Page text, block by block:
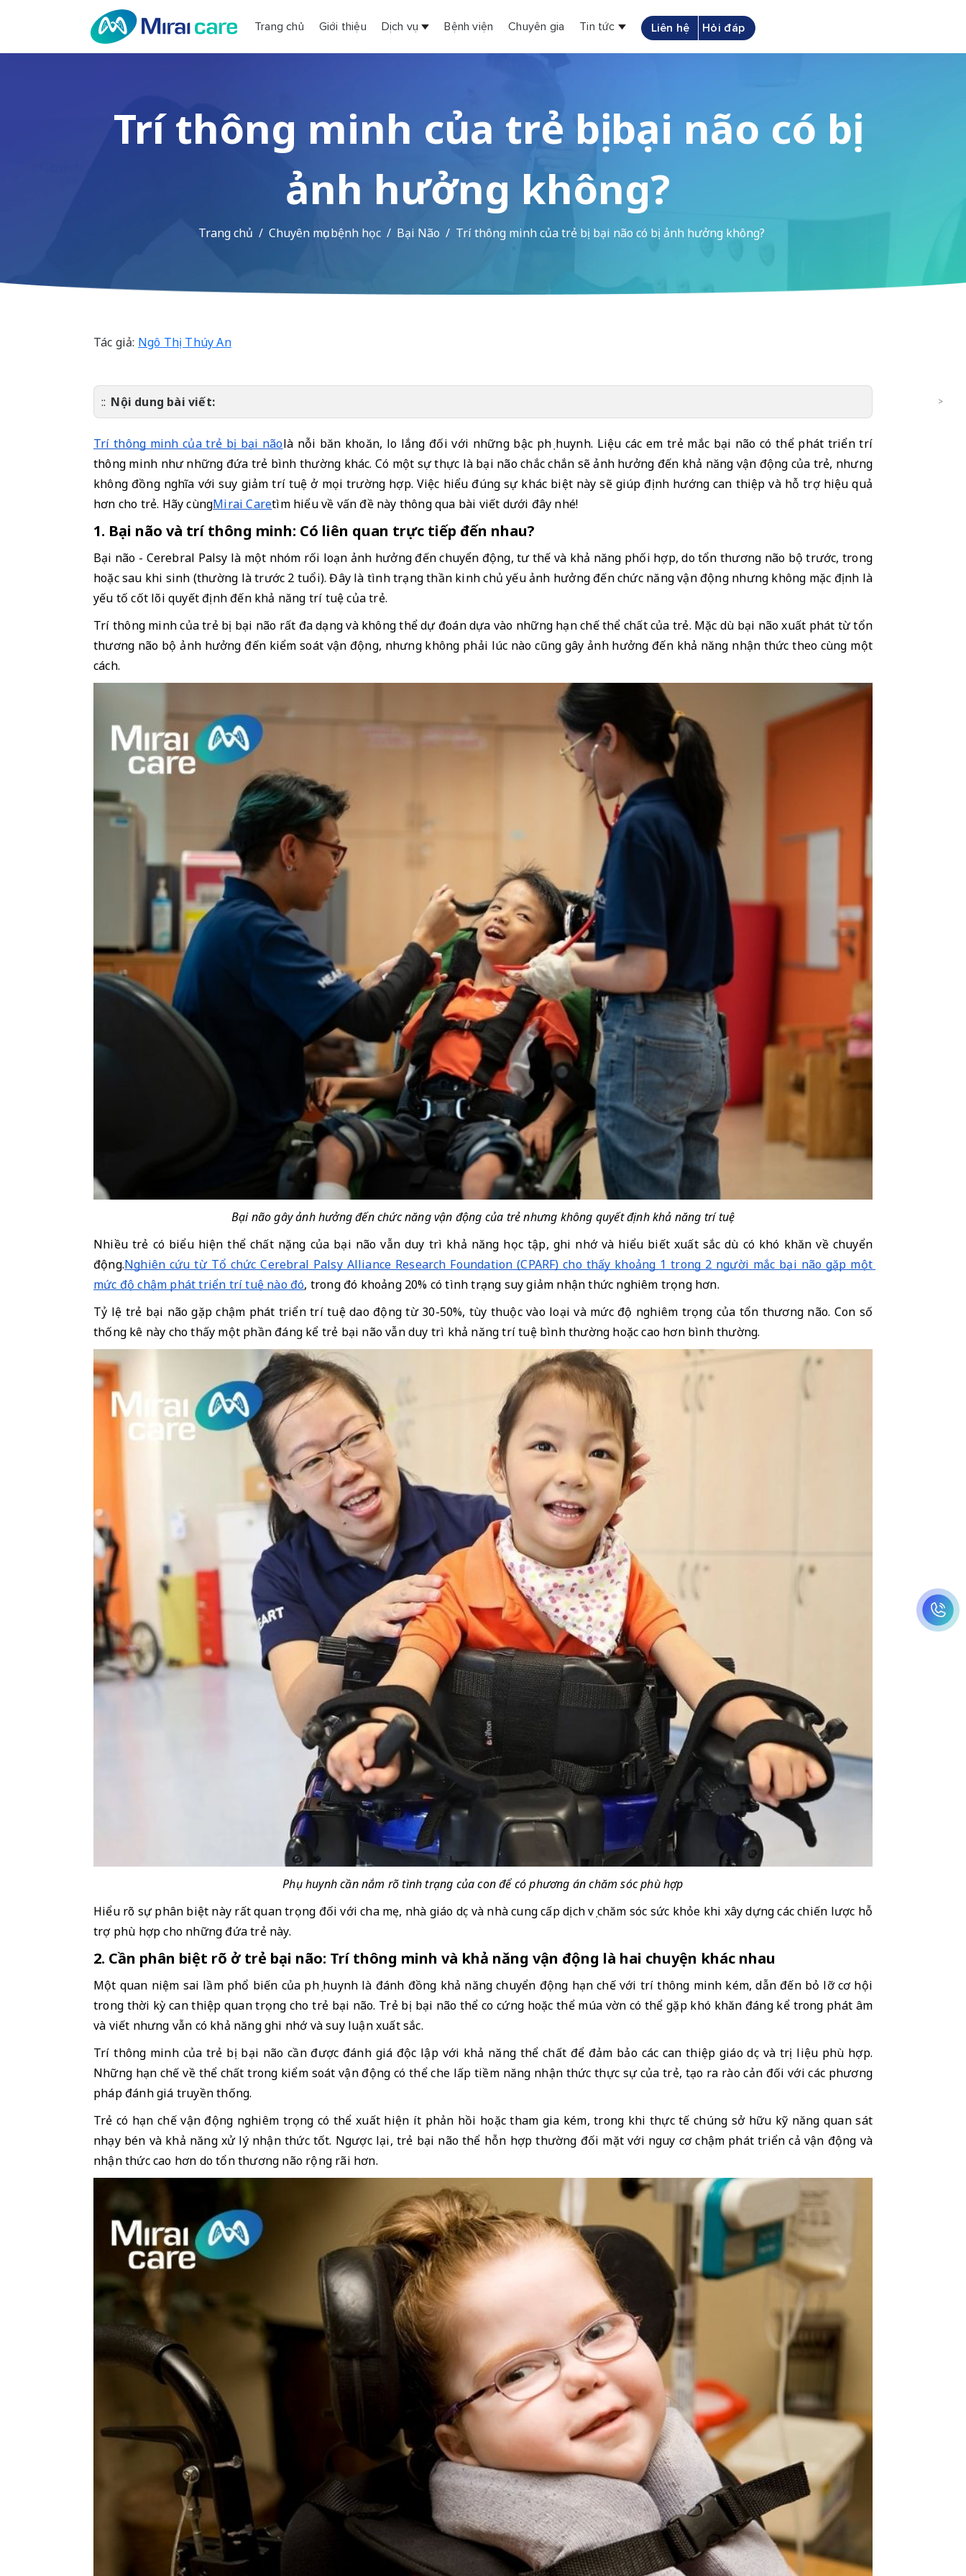
Trang chủ Giới thiệu Dịch vụ Bệnh viện Chuyên gia Tin tức Liên hệ Hỏi đáp
Trí thông minh của trẻ bị bại não có bị
ảnh hưởng không?
Trang chủ Chuyên mục bệnh học Bại Não Trí thông minh của trẻ bị bại não có bị ảnh hưởng không?
Tác giả: Ngô Thị Thúy An
Nội dung bài viết:
Trí thông minh của trẻ bị bại nãolà nỗi băn khoăn, lo lắng đối với những bậc phụ huynh. Liệu các em trẻ mắc bại não có thể phát triển trí
thông minh như những đứa trẻ bình thường khác. Có một sự thực là bại não chắc chắn sẽ ảnh hưởng đến khả năng vận động của trẻ, nhưng
không đồng nghĩa với suy giảm trí tuệ ở mọi trường hợp. Việc hiểu đúng sự khác biệt này sẽ giúp định hướng can thiệp và hỗ trợ hiệu quả
hơn cho trẻ. Hãy cùngMirai Caretìm hiểu về vấn đề này thông qua bài viết dưới đây nhé!
1. Bại não và trí thông minh: Có liên quan trực tiếp đến nhau?
Bại não - Cerebral Palsy là một nhóm rối loạn ảnh hưởng đến chuyển động, tư thế và khả năng phối hợp, do tổn thương não bộ trước, trong
hoặc sau khi sinh (thường là trước 2 tuổi). Đây là tình trạng thần kinh chủ yếu ảnh hưởng đến chức năng vận động nhưng không mặc định là
yếu tố cốt lõi quyết định đến khả năng trí tuệ của trẻ.
Trí thông minh của trẻ bị bại não rất đa dạng và không thể dự đoán dựa vào những hạn chế thể chất của trẻ. Mặc dù bại não xuất phát từ tổn
thương não bộ ảnh hưởng đến kiểm soát vận động, nhưng không phải lúc nào cũng gây ảnh hưởng đến khả năng nhận thức theo cùng một
cách.
Bại não gây ảnh hưởng đến chức năng vận động của trẻ nhưng không quyết định khả năng trí tuệ
Nhiều trẻ có biểu hiện thể chất nặng của bại não vẫn duy trì khả năng học tập, ghi nhớ và hiểu biết xuất sắc dù có khó khăn về chuyển
động.Nghiên cứu từ Tổ chức Cerebral Palsy Alliance Research Foundation (CPARF) cho thấy khoảng 1 trong 2 người mắc bại não gặp một
mức độ chậm phát triển trí tuệ nào đó, trong đó khoảng 20% có tình trạng suy giảm nhận thức nghiêm trọng hơn.
Tỷ lệ trẻ bại não gặp chậm phát triển trí tuệ dao động từ 30-50%, tùy thuộc vào loại và mức độ nghiêm trọng của tổn thương não. Con số
thống kê này cho thấy một phần đáng kể trẻ bại não vẫn duy trì khả năng trí tuệ bình thường hoặc cao hơn bình thường.
Phụ huynh cần nắm rõ tình trạng của con để có phương án chăm sóc phù hợp
Hiểu rõ sự phân biệt này rất quan trọng đối với cha mẹ, nhà giáo dục và nhà cung cấp dịch vụ chăm sóc sức khỏe khi xây dựng các chiến lược hỗ
trợ phù hợp cho những đứa trẻ này.
2. Cần phân biệt rõ ở trẻ bại não: Trí thông minh và khả năng vận động là hai chuyện khác nhau
Một quan niệm sai lầm phổ biến của phụ huynh là đánh đồng khả năng chuyển động hạn chế với trí thông minh kém, dẫn đến bỏ lỡ cơ hội
trong thời kỳ can thiệp quan trọng cho trẻ bại não. Trẻ bị bại não thể co cứng hoặc thể múa vờn có thể gặp khó khăn đáng kể trong phát âm
và viết nhưng vẫn có khả năng ghi nhớ và suy luận xuất sắc.
Trí thông minh của trẻ bị bại não cần được đánh giá độc lập với khả năng thể chất để đảm bảo các can thiệp giáo dục và trị liệu phù hợp.
Những hạn chế về thể chất trong kiểm soát vận động có thể che lấp tiềm năng nhận thức thực sự của trẻ, tạo ra rào cản đối với các phương
pháp đánh giá truyền thống.
Trẻ có hạn chế vận động nghiêm trọng có thể xuất hiện ít phản hồi hoặc tham gia kém, trong khi thực tế chúng sở hữu kỹ năng quan sát
nhạy bén và khả năng xử lý nhận thức tốt. Ngược lại, trẻ bại não thể hỗn hợp thường đối mặt với nguy cơ chậm phát triển cả vận động và
nhận thức cao hơn do tổn thương não rộng rãi hơn.